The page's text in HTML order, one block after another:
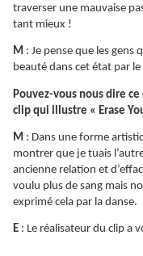
traverser une mauvaise
tant mieux !
M : Je pense que les
beauté dans cet état par
Pouvez-vous nous dire
clip qui illustre « Erase
M : Dans une forme
montrer que je tuais
ancienne relation et
voulu plus de sang mais
exprimé cela par la danse.
E : Le réalisateur du clip a